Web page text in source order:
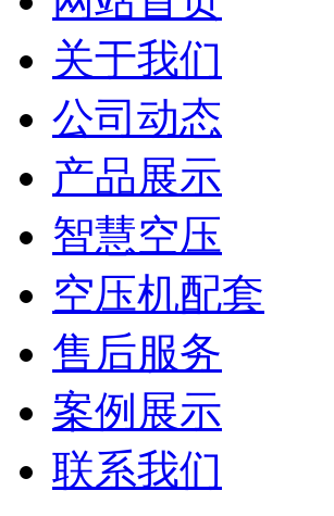
关于我们
公司动态
产品展示
智慧空压
空压机配套
售后服务
案例展示
联系我们